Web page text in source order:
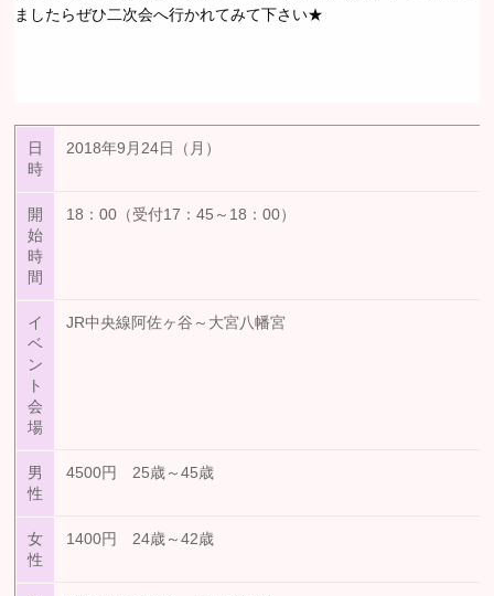
ましたらぜひ二次会へ行かれてみて下さい★
日
時
2018年9月24日（月）
開
始
時
間
18：00（受付17：45～18：00）
イ
ベ
ン
ト
会
場
JR中央線阿佐ヶ谷～大宮八幡宮
男
性
4500円 25歳～45歳
女
性
1400円 24歳～42歳